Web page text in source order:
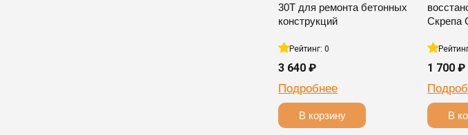
30T для ремонта бетонных
конструкций
Рейтинг: 0
3 640 ₽
Подробнее
В корзину
Скрепа
1 700 ₽
В